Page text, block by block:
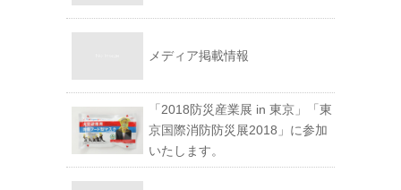
メディア掲載情報
「2018防災産業展 in 東京」「東
京国際消防防災展2018」に参加
いたします。